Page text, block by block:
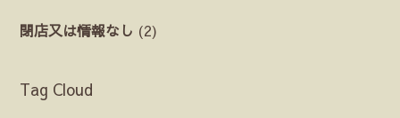
閉店又は情報なし (2)
Tag Cloud